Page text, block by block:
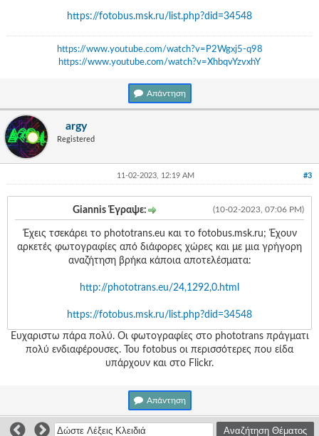
https://fotobus.msk.ru/list.php?did=34548
https://www.youtube.com/watch?v=P2Wgxj5-q98
https://www.youtube.com/watch?v=XhbqvYzvxhY
Απάντηση
argy
Registered
#3
11-02-2023, 12:19 AM
(10-02-2023, 07:06 PM)
Giannis Έγραψε:
Έχεις τσεκάρει το phototrans.eu και το fotobus.msk.ru; Έχουν
αρκετές φωτογραφίες από διάφορες χώρες και με μια γρήγορη
αναζήτηση βρήκα κάποια αποτελέσματα:
http://phototrans.eu/24,1292,0.html
https://fotobus.msk.ru/list.php?did=34548
Ευχαριστω πάρα πολύ. Οι φωτογραφίες στο phototrans πράγματι
πολύ ενδιαφέρουσες. Του fotobus οι περισσότερες που είδα
υπάρχουν και στο Flickr.
Απάντηση